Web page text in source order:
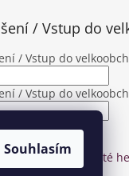
Souhlasím
/ Vstup do
/ Vstup do
/ Vstup do
SE
Zapomenuté